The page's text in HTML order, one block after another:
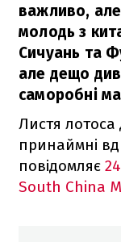
важливо,
молодь з
Сичуань та
але дещо
саморобні
Листя
принаймні
повідомляє
South China